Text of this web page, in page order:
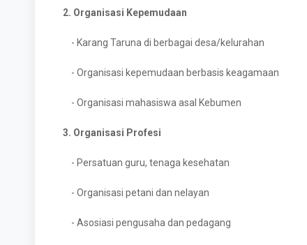
2. Organisasi Kepemudaan
- Karang Taruna di berbagai desa/kelurahan
- Organisasi kepemudaan berbasis keagamaan
- Organisasi mahasiswa asal Kebumen
3. Organisasi Profesi
- Persatuan guru, tenaga kesehatan
- Organisasi petani dan nelayan
- Asosiasi pengusaha dan pedagang